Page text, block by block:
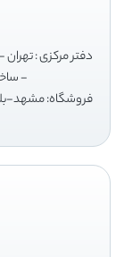
دفتر مرکزی :
- ساختمان ٤٠
فروشگاه: مشهد-